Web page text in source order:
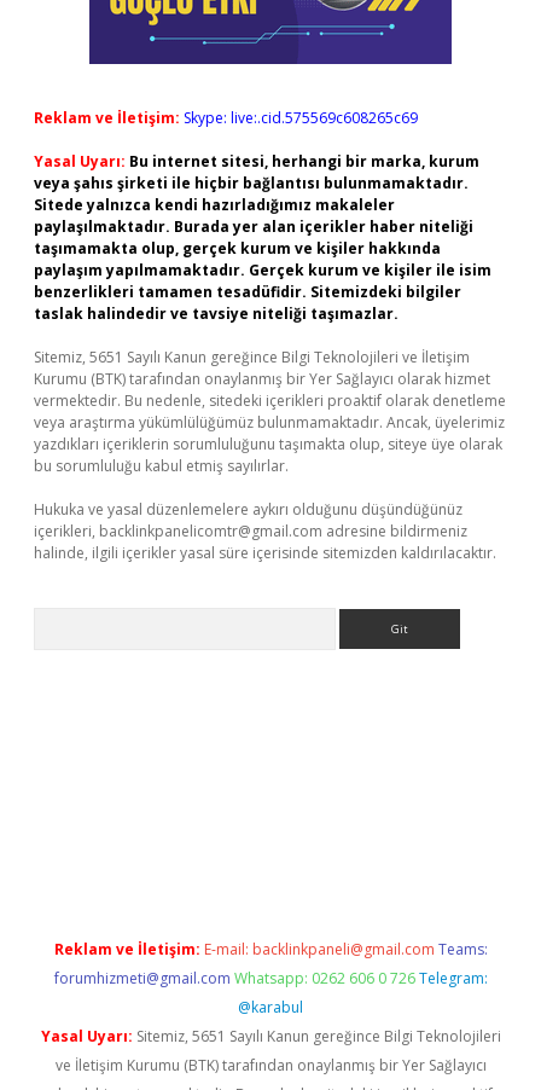
Reklam ve İletişim: Skype: live:.cid.575569c608265c69
Yasal Uyarı: Bu internet sitesi, herhangi bir marka, kurum
veya şahıs şirketi ile hiçbir bağlantısı bulunmamaktadır.
Sitede yalnızca kendi hazırladığımız makaleler
paylaşılmaktadır. Burada yer alan içerikler haber niteliği
taşımamakta olup, gerçek kurum ve kişiler hakkında
paylaşım yapılmamaktadır. Gerçek kurum ve kişiler ile isim
benzerlikleri tamamen tesadüfidir. Sitemizdeki bilgiler
taslak halindedir ve tavsiye niteliği taşımazlar.
Sitemiz, 5651 Sayılı Kanun gereğince Bilgi Teknolojileri ve İletişim
Kurumu (BTK) tarafından onaylanmış bir Yer Sağlayıcı olarak hizmet
vermektedir. Bu nedenle, sitedeki içerikleri proaktif olarak denetleme
veya araştırma yükümlülüğümüz bulunmamaktadır. Ancak, üyelerimiz
yazdıkları içeriklerin sorumluluğunu taşımakta olup, siteye üye olarak
bu sorumluluğu kabul etmiş sayılırlar.
Hukuka ve yasal düzenlemelere aykırı olduğunu düşündüğünüz
içerikleri, backlinkpanelicomtr@gmail.com adresine bildirmeniz
halinde, ilgili içerikler yasal süre içerisinde sitemizden kaldırılacaktır.
Reklam ve İletişim: E-mail: backlinkpaneli@gmail.com Teams:
forumhizmeti@gmail.com Whatsapp: 0262 606 0 726 Telegram:
@karabul
Yasal Uyarı: Sitemiz, 5651 Sayılı Kanun gereğince Bilgi Teknolojileri
ve İletişim Kurumu (BTK) tarafından onaylanmış bir Yer Sağlayıcı